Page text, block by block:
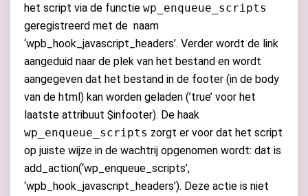
het script via de functie wp_enqueue_scripts
geregistreerd met de naam
‘wpb_hook_javascript_headers’. Verder wordt de link
aangeduid naar de plek van het bestand en wordt
aangegeven dat het bestand in de footer (in de body
van de html) kan worden geladen (’true’ voor het
laatste attribuut $infooter). De haak
wp_enqueue_scripts zorgt er voor dat het script
op juiste wijze in de wachtrij opgenomen wordt: dat is
add_action(‘wp_enqueue_scripts’,
‘wpb_hook_javascript_headers’). Deze actie is niet